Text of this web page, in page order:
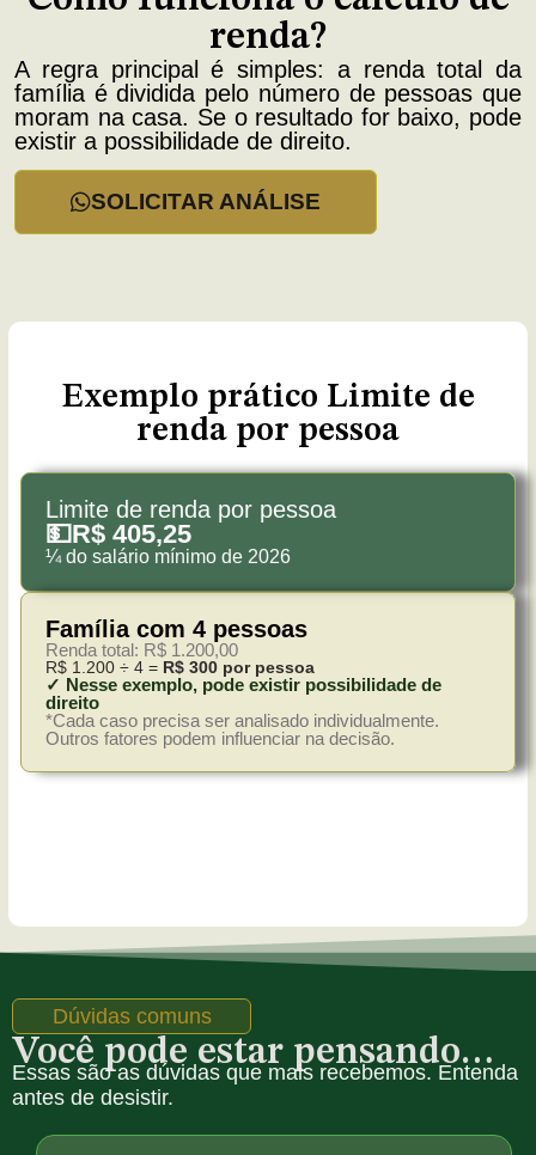
renda?
A regra principal é simples: a renda total da
família é dividida pelo número de pessoas que
moram na casa. Se o resultado for baixo, pode
existir a possibilidade de direito.
SOLICITAR ANÁLISE
Exemplo prático Limite de
renda por pessoa
Limite de renda por pessoa
💵R$ 405,25
¼ do salário mínimo de 2026
Família com 4 pessoas
Renda total: R$ 1.200,00
R$ 1.200 ÷ 4 = R$ 300 por pessoa
✓ Nesse exemplo, pode existir possibilidade de
direito
*Cada caso precisa ser analisado individualmente.
Outros fatores podem influenciar na decisão.
Dúvidas comuns
Você pode estar pensando…
Essas são as dúvidas que mais recebemos. Entenda
antes de desistir.